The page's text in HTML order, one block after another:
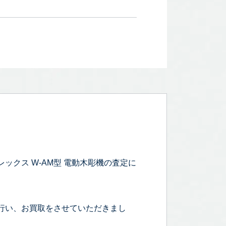
クス W-AM型 電動木彫機の査定に
い、お買取をさせていただきまし